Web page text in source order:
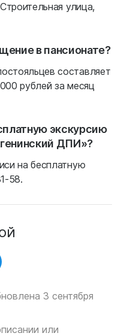
улица,
в пансионате?
составляет
рублей за месяц
экскурсию
ДПИ»?
на бесплатную
58.
3 сентября
или